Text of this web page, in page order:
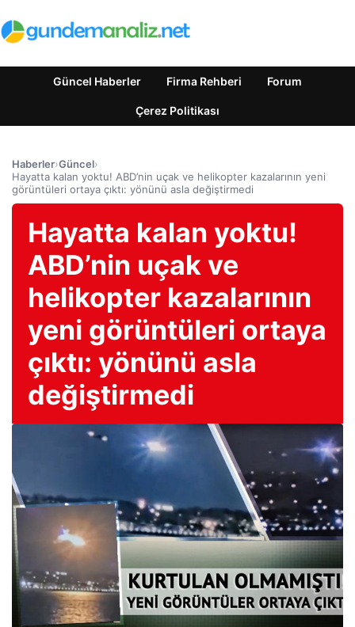
Güncel Haberler Firma Rehberi Forum
Çerez Politikası
Haberler›Güncel›
Hayatta kalan yoktu! ABD’nin uçak ve helikopter kazalarının yeni
görüntüleri ortaya çıktı: yönünü asla değiştirmedi
Hayatta kalan yoktu!
ABD’nin uçak ve
helikopter kazalarının
yeni görüntüleri ortaya
çıktı: yönünü asla
değiştirmedi